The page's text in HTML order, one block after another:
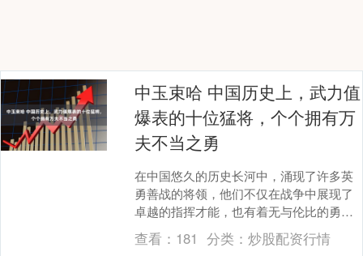
中玉束哈 中国历史上，武力值
爆表的十位猛将，个个拥有万
夫不当之勇
在中国悠久的历史长河中，涌现了许多英
勇善战的将领，他们不仅在战争中展现了
卓越的指挥才能，也有着无与伦比的勇猛
之力。这些历史人物中，有些成为了顶尖
的军事统帅，指挥....
查看： 181 分类： 炒股配资行情